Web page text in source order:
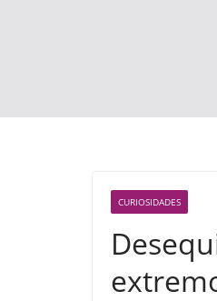
CURIOSIDADES